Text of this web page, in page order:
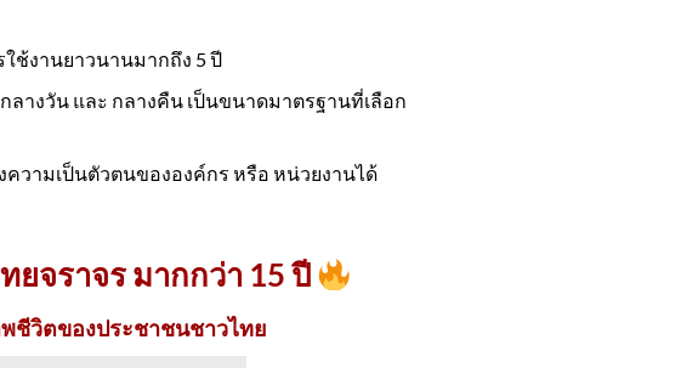
ช้งานยาวนานมากถึง 5 ปี
างวัน และ กลางคืน เป็นขนาดมาตรฐานที่เลือก
วามเป็นตัวตนขององค์กร หรือ หน่วยงานได้
ยจราจร มากกว่า 15 ปี
ชีวิตของประชาชนชาวไทย